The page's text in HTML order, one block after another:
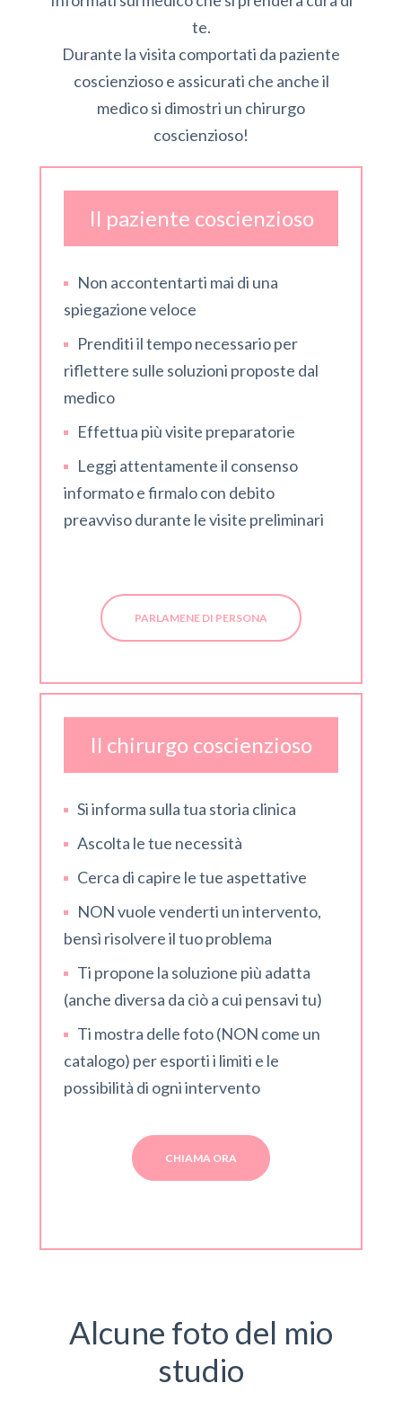
te.
Durante la visita comportati da paziente
coscienzioso e assicurati che anche il
medico si dimostri un chirurgo
coscienzioso!
Il paziente coscienzioso
Non accontentarti mai di una
spiegazione veloce
Prenditi il tempo necessario per
riflettere sulle soluzioni proposte dal
medico
Effettua più visite preparatorie
Leggi attentamente il consenso
informato e firmalo con debito
preavviso durante le visite preliminari
PARLAMENE DI PERSONA
Il chirurgo coscienzioso
Si informa sulla tua storia clinica
Ascolta le tue necessità
Cerca di capire le tue aspettative
NON vuole venderti un intervento,
bensì risolvere il tuo problema
Ti propone la soluzione più adatta
(anche diversa da ciò a cui pensavi tu)
Ti mostra delle foto (NON come un
catalogo) per esporti i limiti e le
possibilità di ogni intervento
CHIAMA ORA
Alcune foto del mio
studio